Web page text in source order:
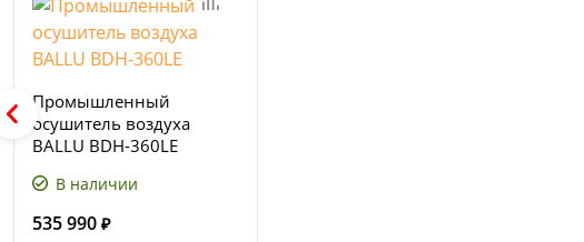
Промышленный
осушитель воздуха
BALLU BDH-360LE
В наличии
535 990 ₽